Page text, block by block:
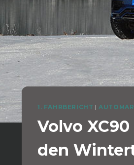
1. FAHRBERICHT |
Volvo
den